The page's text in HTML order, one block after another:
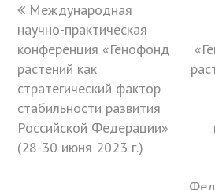
previous
post:
Международная
научно-практическая
конференция «Генофонд
растений как
стратегический фактор
стабильности развития
Российской Федерации»
(28-30 июня 2023 г.)